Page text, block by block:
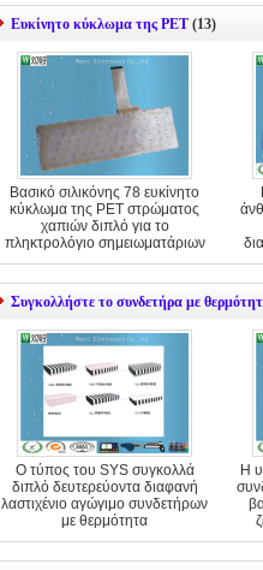
Ευκίνητο κύκλωμα της PET (13)
Βασικό σιλικόνης 78 ευκίνητο
κύκλωμα της PET στρώματος
χαπιών διπλό για το
πληκτρολόγιο σημειωματάριων
Συγκολλήστε το συνδετήρα με
Ο τύπος του SYS συγκολλά
διπλό δευτερεύοντα διαφανή
λαστιχένιο αγώγιμο συνδετήρων
με θερμότητα
Η